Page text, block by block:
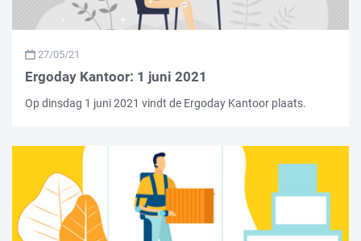
27/05/21
Ergoday Kantoor: 1 juni 2021
Op dinsdag 1 juni 2021 vindt de Ergoday Kantoor plaats.